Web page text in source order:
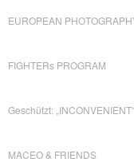
EUROPEAN
FIGHTERs PROGRAM
Geschützt: „INCONVENIENT“
MACEO & FRIENDS